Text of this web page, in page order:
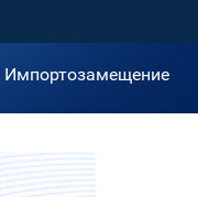
Импортозамещение